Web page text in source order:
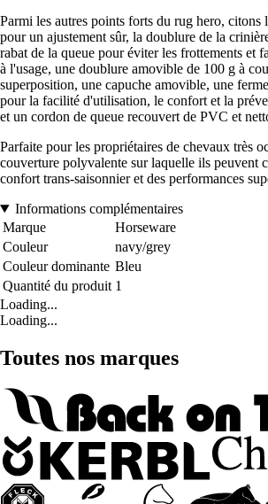
Parmi les autres points forts du rug hero, citons
pour un ajustement sûr, la doublure de la
rabat de la queue pour éviter les frottements et
à l'usage, une doublure amovible de 100 g à
superposition, une capuche amovible, une
pour la facilité d'utilisation, le confort et la
et un cordon de queue recouvert de PVC et
Parfaite pour les propriétaires de chevaux très
couverture polyvalente sur laquelle ils peuvent
confort trans-saisonnier et des performances
Informations complémentaires
Marque
Horseware
Couleur
navy/grey
Couleur dominante Bleu
Quantité du produit 1
Loading...
Loading...
Toutes nos marques